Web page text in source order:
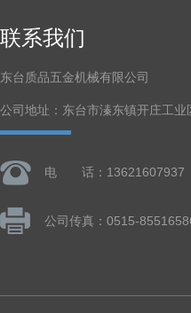
联系我们
东台质品五金机械有限公司
公司地址：东台市溱东镇开庄工
电 话：13621607937
公司传真：0515-